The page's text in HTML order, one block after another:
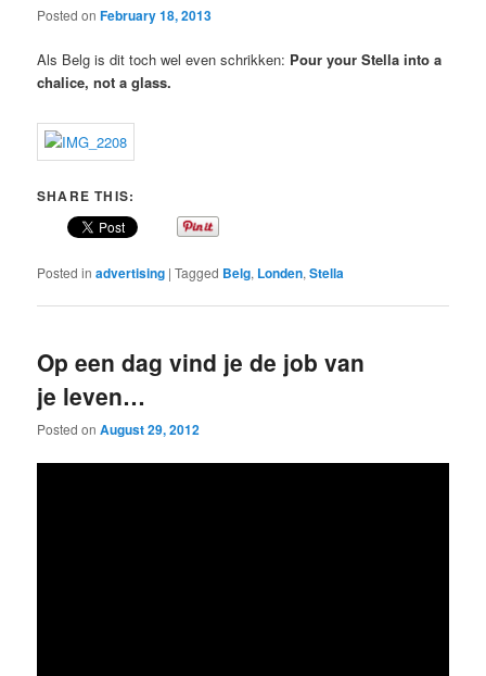
Posted onFebruary 18, 2013
Als Belg is dit toch wel even schrikken: Pour your Stella into a
chalice, not a glass.
SHARE THIS:
Posted in advertising |Tagged Belg, Londen,Stella
Op een dag vind je de job van
je leven…
Posted onAugust 29, 2012